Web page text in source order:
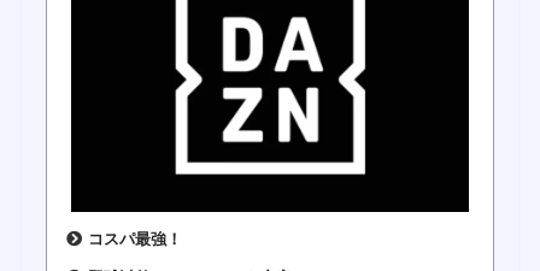
コスパ最強！